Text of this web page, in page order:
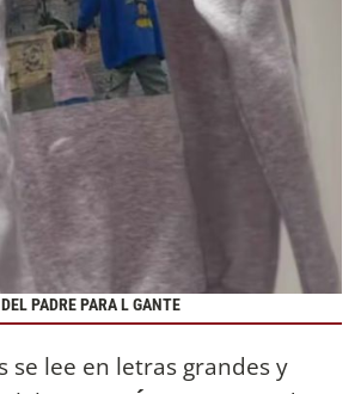
PADRE PARA L GANTE
se lee en letras grandes y